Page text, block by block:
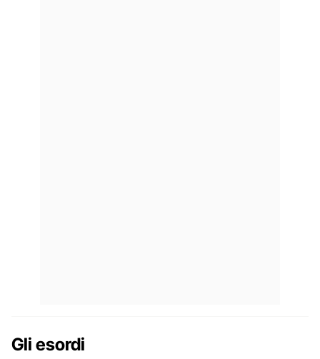
Gli esordi